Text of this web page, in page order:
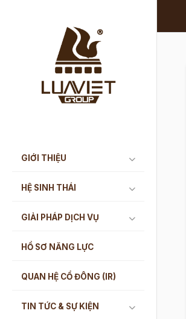
GIỚI THIỆU
HỆ SINH THÁI
GIẢI PHÁP DỊCH VỤ
HỒ SƠ NĂNG LỰC
QUAN HỆ CỔ ĐÔNG (IR)
TIN TỨC & SỰ KIỆN